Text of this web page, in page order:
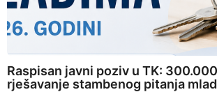
Raspisan javni poziv u TK:
rješavanje stambenog pitanja